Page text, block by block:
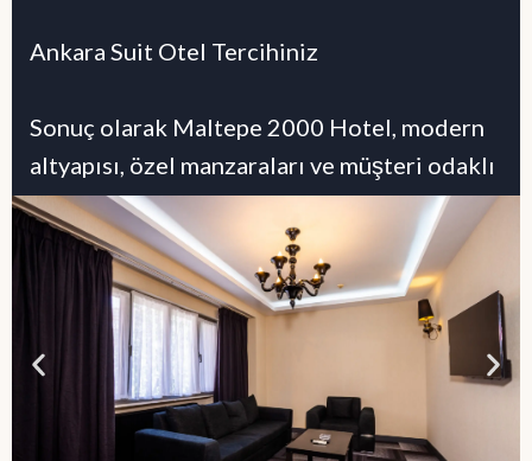
Ankara Suit Otel Tercihiniz
Sonuç olarak Maltepe 2000 Hotel, modern
altyapısı, özel manzaraları ve müşteri odaklı
hizmet anlayışıyla Ankara suit otel
seçenekleri arasında prestijli bir tercihtir.
Kısacası Anıtkabir manzaralı süit
odalarımızda konaklayarak Ankara’da
ayrıcalıklı bir deneyim yaşayabilirsiniz.